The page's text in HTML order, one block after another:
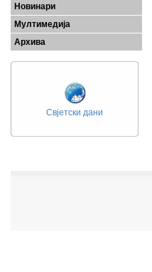
Новинари
Мултимедија
Архива
Свјетски дани